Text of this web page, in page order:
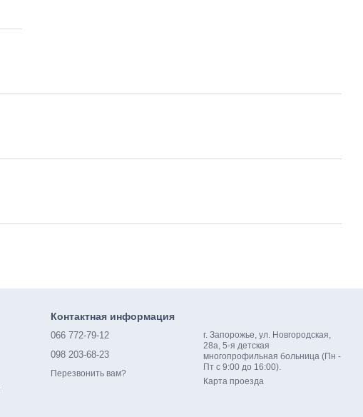
Контактная информация
066 772-79-12
098 203-68-23
Перезвонить вам?
г. Запорожье, ул. Новгородская,
28а, 5-я детская
многопрофильная больница (Пн -
Пт с 9:00 до 16:00).
Карта проезда